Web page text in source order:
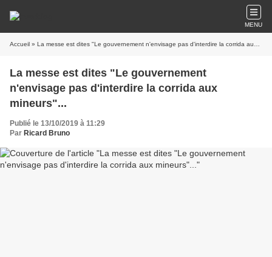
MENU
Accueil » La messe est dites "Le gouvernement n'envisage pas d'interdire la corrida aux mineurs"...
La messe est dites "Le gouvernement
n'envisage pas d'interdire la corrida aux
mineurs"...
Publié le 13/10/2019 à 11:29
Par Ricard Bruno